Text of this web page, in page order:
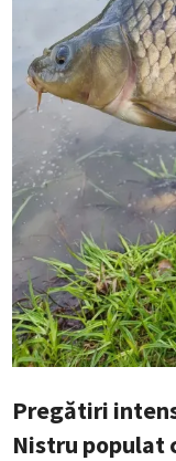
Pregătiri
Nistru populat